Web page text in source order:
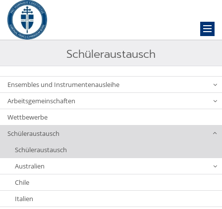
Schüleraustausch
Ensembles und Instrumentenausleihe
Arbeitsgemeinschaften
Wettbewerbe
Schüleraustausch
Schüleraustausch
Australien
Chile
Italien